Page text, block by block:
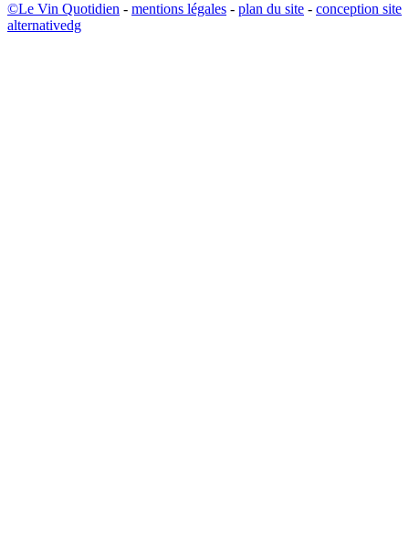
©Le Vin Quotidien - mentions légales - plan du site - conception site
alternativedg